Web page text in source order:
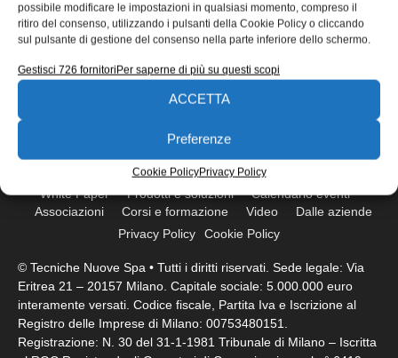
possibile modificare le impostazioni in qualsiasi momento, compreso il
ritiro del consenso, utilizzando i pulsanti della Cookie Policy o cliccando
sul pulsante di gestione del consenso nella parte inferiore dello schermo.
Gestisci 726 fornitoriPer saperne di più su questi scopi
ACCETTA
Preferenze
Cookie PolicyPrivacy Policy
ISCRIVITI ALLA NEWSLETTER
White Paper Prodotti e soluzioni
Calendario eventi
Associazioni
Corsi e formazione Video
Dalle aziende
Privacy Policy
Cookie Policy
© Tecniche Nuove Spa • Tutti i diritti riservati. Sede legale: Via
Eritrea 21 – 20157 Milano. Capitale sociale: 5.000.000 euro
interamente versati. Codice fiscale, Partita Iva e Iscrizione al
Registro delle Imprese di Milano: 00753480151.
Registrazione: N. 30 del 31-1-1981 Tribunale di Milano – Iscritta